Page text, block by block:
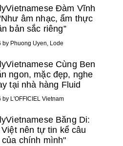
Dạ Song Hoa’, gồm ba hộp
‘Quế Hoa Vọng Nguyệt’
gửi trao ước nguyện bình an
Đàm Vĩnh
âm nhạc, ẩm thực
bản sắc riêng”
by Phuong Uyen, Lode
Cùng Ben
ngon, mặc đẹp, nghe
tại nhà hàng Fluid
by L'OFFICIEL Vietnam
Băng Di:
nên tự tin kể câu
chính mình"